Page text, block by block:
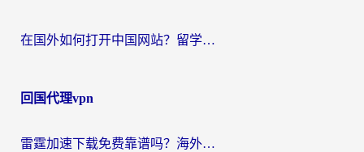
在国外如何打开中国网站？留学生与海外华人的无缝访问指南
回国代理vpn
雷霆加速下载免费靠谱吗？海外党选回国加速器的避坑指南（附热门工具对比）